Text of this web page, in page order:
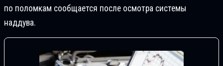
по поломкам сообщается после осмотра системы
наддува.